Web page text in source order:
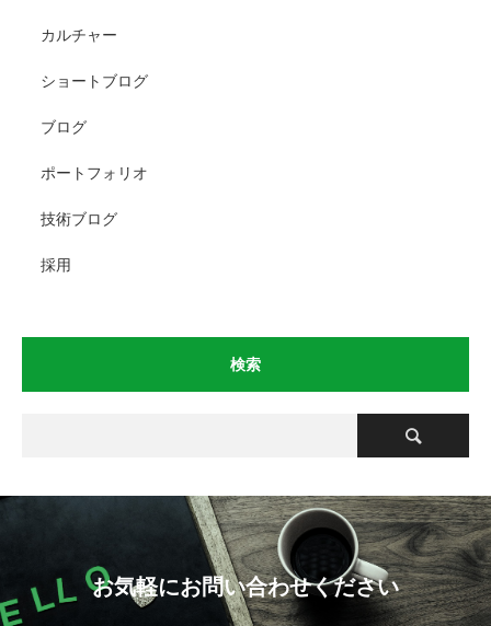
カルチャー
ショートブログ
ブログ
ポートフォリオ
技術ブログ
採用
検索
お気軽にお問い合わせください